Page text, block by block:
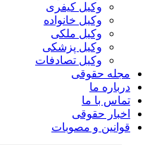
وکیل کیفری
وکیل خانواده
وکیل ملکی
وکیل پزشکی
وکیل تصادفات
مجله حقوقی
درباره ما
تماس با ما
اخبار حقوقی
قوانین و مصوبات